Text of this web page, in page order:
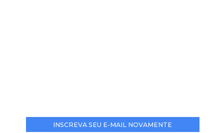
INSCREVA SEU E-MAIL NOVAMENTE